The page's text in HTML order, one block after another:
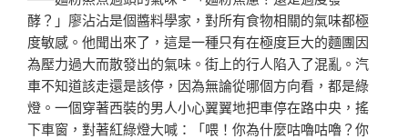
酵？」廖沾沾是個醬料學家，對所有食物相關的氣味都極
度敏感。他聞出來了，這是一種只有在極度巨大的麵團因
為壓力過大而散發出的氣味。街上的行人陷入了混亂。汽
車不知道該走還是該停，因為無論從哪個方向看，都是綠
燈。一個穿著西裝的男人小心翼翼地把車停在路中央，搖
下車窗，對著紅綠燈大喊：「喂！你為什麼咕嚕咕嚕？你